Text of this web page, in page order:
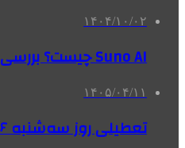
۱۴۰۴/۱۰/۰۲
Suno AI چیست؟ بررسی کاربردها و قابلیت‌ها
۱۴۰۵/۰۴/۱۱
تعطیلی روز سه‌شنبه ۱۶ تیرماه ابلاغ شد